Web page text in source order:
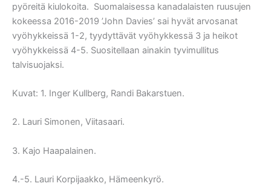
pyöreitä kiulokoita. Suomalaisessa kanadalaisten ruusujen
kokeessa 2016-2019 ’John Davies’ sai hyvät arvosanat
vyöhykkeissä 1-2, tyydyttävät vyöhykkessä 3 ja heikot
vyöhykkeissä 4-5. Suositellaan ainakin tyvimullitus
talvisuojaksi.
Kuvat: 1. Inger Kullberg, Randi Bakarstuen.
2. Lauri Simonen, Viitasaari.
3. Kajo Haapalainen.
4.-5. Lauri Korpijaakko, Hämeenkyrö.